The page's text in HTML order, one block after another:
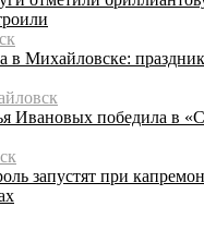
в Михайловске:
Ивановых победила в
запустят при